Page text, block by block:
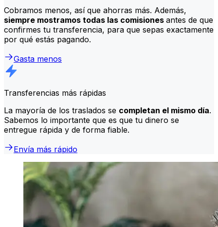
Cobramos menos, así que ahorras más. Además,
siempre mostramos todas las comisiones antes de que
confirmes tu transferencia, para que sepas exactamente
por qué estás pagando.
Gasta menos
Transferencias más rápidas
La mayoría de los traslados se completan el mismo día.
Sabemos lo importante que es que tu dinero se
entregue rápida y de forma fiable.
Envía más rápido